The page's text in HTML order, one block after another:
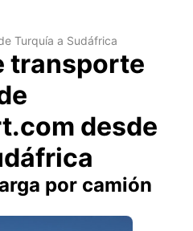
Turquía a Sudáfrica
transporte
desde
por camión